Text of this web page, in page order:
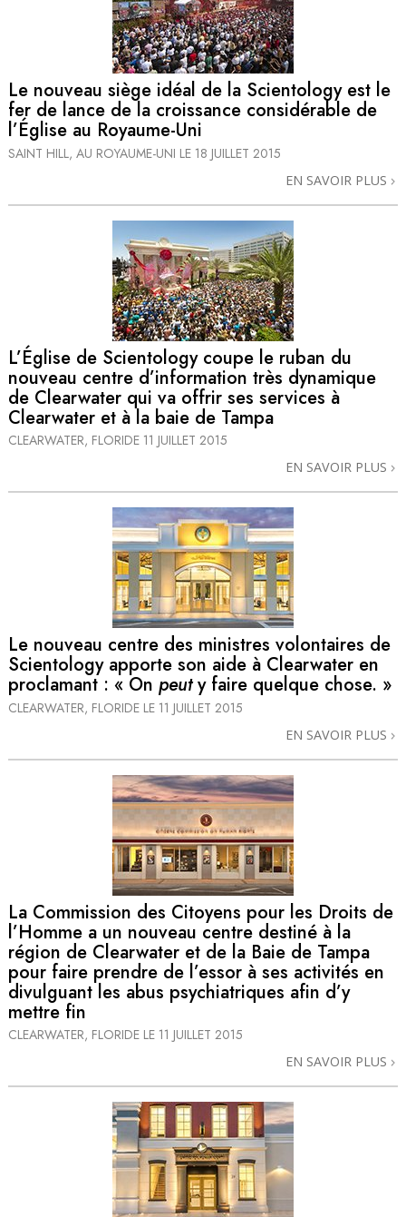
Le nouveau siège idéal de la Scientology est le
fer de lance de la croissance considérable de
l’Église au Royaume-Uni
SAINT HILL, AU ROYAUME-UNI LE 18 JUILLET 2015
EN SAVOIR PLUS
L’Église de Scientology coupe le ruban du
nouveau centre d’information très dynamique
de Clearwater qui va offrir ses services à
Clearwater et à la baie de Tampa
CLEARWATER, FLORIDE 11 JUILLET 2015
EN SAVOIR PLUS
Le nouveau centre des ministres volontaires de
Scientology apporte son aide à Clearwater en
proclamant : « On peuty faire quelque chose. »
CLEARWATER, FLORIDE LE 11 JUILLET 2015
EN SAVOIR PLUS
La Commission des Citoyens pour les Droits de
l’Homme a un nouveau centre destiné à la
région de Clearwater et de la Baie de Tampa
pour faire prendre de l’essor à ses activités en
divulguant les abus psychiatriques afin d’y
mettre fin
CLEARWATER, FLORIDE LE 11 JUILLET 2015
EN SAVOIR PLUS